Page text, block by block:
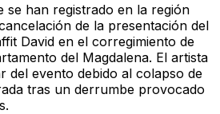
se han registrado en la región
de la presentación del
David en el corregimiento de
del Magdalena. El artista
del evento debido al colapso de
tras un derrumbe provocado